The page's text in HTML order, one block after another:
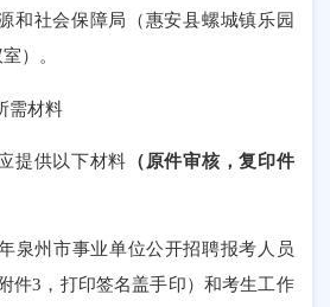
和社会保障局（惠安县螺城镇乐园
）。
需材料
提供以下材料 （原件审核，复印件
泉州市事业单位公开招聘报考人员
件3，打印签名盖手印）和考生工作